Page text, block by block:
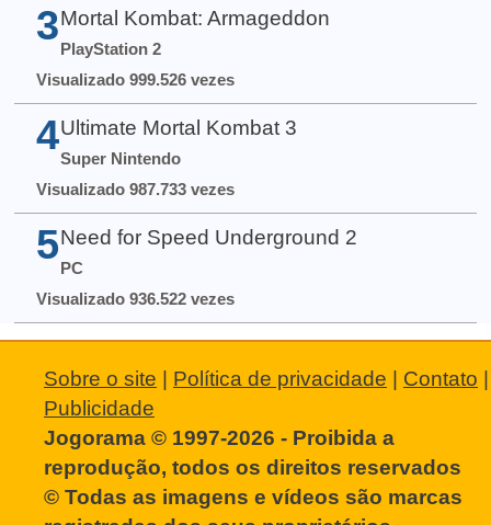
3 Mortal Kombat: Armageddon
PlayStation 2
Visualizado 999.526 vezes
4 Ultimate Mortal Kombat 3
Super Nintendo
Visualizado 987.733 vezes
5 Need for Speed Underground 2
PC
Visualizado 936.522 vezes
Sobre o site | Política de privacidade | Contato |
Publicidade
Jogorama © 1997-2026 - Proibida a
reprodução, todos os direitos reservados
© Todas as imagens e vídeos são marcas